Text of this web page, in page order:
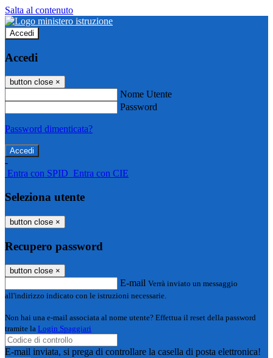
Salta al contenuto
Accedi
Accedi
button close ×
Nome Utente
Password
Password dimenticata?
-
Entra con SPID Entra con CIE
Seleziona utente
button close ×
Recupero password
button close ×
E-mail Verrà inviato un messaggio
all'indirizzo indicato con le istruzioni necessarie.
Non hai una e-mail associata al nome utente? Effettua il reset della password
tramite la Login Spaggiari
E-mail inviata, si prega di controllare la casella di posta elettronica!